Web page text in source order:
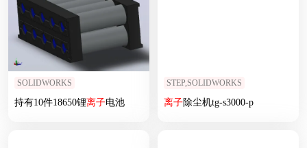
SOLIDWORKS
持有10件18650锂离子电池
STEP,SOLIDWORKS
离子除尘机tg-s3000-p